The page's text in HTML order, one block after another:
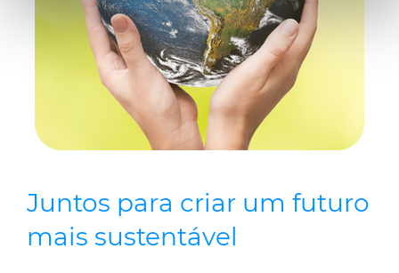
sua utilização do site com os nossos parceiros de redes
sociais, de publicidade e de análise, que as podem
combinar com outras informações que lhes forneceu ou
recolhidas por estes a partir da sua utilização dos
respetivos serviços.
Juntos para criar um futuro
mais sustentável